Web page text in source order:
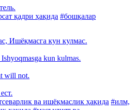
қадри ҳақида #бошқалар
Ишёқмасга кун кулмас.
kun kulmas.
will not.
ва ишёқмаслик ҳақида #илм,